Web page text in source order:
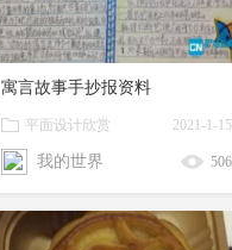
寓言故事手抄报资料
平面设计欣赏
2021-1-15
我的世界 506